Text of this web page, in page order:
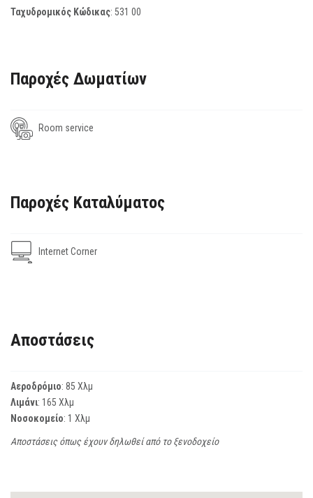
Ταχυδρομικός Κώδικας: 531 00
Παροχές Δωματίων
Room service
Παροχές Καταλύματος
Internet Corner
Αποστάσεις
Αεροδρόμιο: 85 Χλμ
Λιμάνι: 165 Χλμ
Νοσοκομείο: 1 Χλμ
Αποστάσεις όπως έχουν δηλωθεί από το ξενοδοχείο